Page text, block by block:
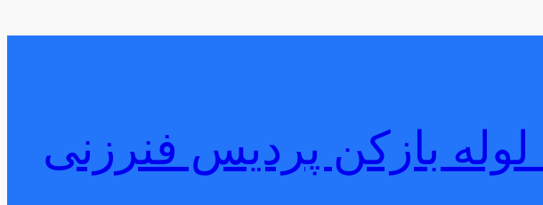
لوله بازکنی پردیس 09374010131 لوله بازکن پردیس فنرزنی